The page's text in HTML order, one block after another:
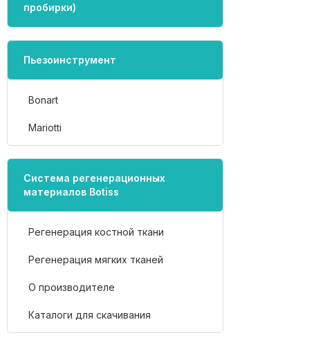
пробирки)
Пьезоинструмент
Bonart
Mariotti
Система регенерационных
материалов Botiss
Регенерация костной ткани
Регенерация мягких тканей
О производителе
Каталоги для скачивания